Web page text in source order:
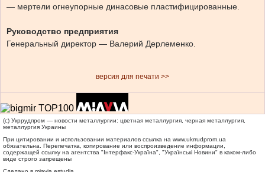
— мертели огнеупорные динасовые пластифицированные.
Руководство предприятия
Генеральный директор — Валерий Дерлеменко.
версия для печати >>
(c) Укррудпром — новости металлургии: цветная металлургия, черная металлургия,
металлургия Украины
При цитировании и использовании материалов ссылка на www.ukrrudprom.ua
обязательна. Перепечатка, копирование или воспроизведение информации,
содержащей ссылку на агентства "Iнтерфакс-Україна", "Українськi Новини" в каком-либо
виде строго запрещены